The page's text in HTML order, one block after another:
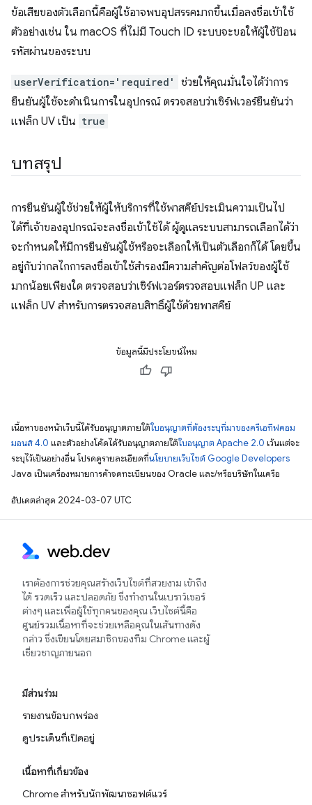
ข้อเสียของตัวเลือกนี้คือผู้ใช้อาจพบอุปสรรคมากขึ้นเมื่อลงชื่อเข้าใช้
ตัวอย่างเช่น ใน macOS ที่ไม่มี Touch ID ระบบจะขอให้ผู้ใช้ป้อน
รหัสผ่านของระบบ
userVerification='required'
ช่วยให้คุณมั่นใจได้ว่าการ
ยืนยันผู้ใช้จะดำเนินการในอุปกรณ์ ตรวจสอบว่าเซิร์ฟเวอร์ยืนยันว่า
แฟล็ก UV เป็น true
บทสรุป
การยืนยันผู้ใช้ช่วยให้ผู้ให้บริการที่ใช้พาสคีย์ประเมินความเป็นไป
ได้ที่เจ้าของอุปกรณ์จะลงชื่อเข้าใช้ได้ ผู้ดูแลระบบสามารถเลือกได้ว่า
จะกำหนดให้มีการยืนยันผู้ใช้หรือจะเลือกให้เป็นตัวเลือกก็ได้ โดยขึ้น
อยู่กับว่ากลไกการลงชื่อเข้าใช้สำรองมีความสำคัญต่อโฟลว์ของผู้ใช้
มากน้อยเพียงใด ตรวจสอบว่าเซิร์ฟเวอร์ตรวจสอบแฟล็ก UP และ
แฟล็ก UV สำหรับการตรวจสอบสิทธิ์ผู้ใช้ด้วยพาสคีย์
ข้อมูลนี้มีประโยชน์ไหม
เนื้อหาของหน้าเว็บนี้ได้รับอนุญาตภายใต้ใบอนุญาตที่ต้องระบุที่มาของครีเอทีฟคอม
มอนส์ 4.0 และตัวอย่างโค้ดได้รับอนุญาตภายใต้ใบอนุญาต Apache 2.0 เว้นแต่จะ
ระบุไว้เป็นอย่างอื่น โปรดดูรายละเอียดที่นโยบายเว็บไซต์ Google Developers
Java เป็นเครื่องหมายการค้าจดทะเบียนของ Oracle และ/หรือบริษัทในเครือ
อัปเดตล่าสุด 2024-03-07 UTC
เราต้องการช่วยคุณสร้างเว็บไซต์ที่สวยงาม เข้าถึง
ได้ รวดเร็ว และปลอดภัย ซึ่งทำงานในเบราว์เซอร์
ต่างๆ และเพื่อผู้ใช้ทุกคนของคุณ เว็บไซต์นี้คือ
ศูนย์รวมเนื้อหาที่จะช่วยเหลือคุณในเส้นทางดัง
กล่าว ซึ่งเขียนโดยสมาชิกของทีม Chrome และผู้
เชี่ยวชาญภายนอก
มีส่วนร่วม
รายงานข้อบกพร่อง
ดูประเด็นที่เปิดอยู่
เนื้อหาที่เกี่ยวข้อง
Chrome สำหรับนักพัฒนาซอฟต์แวร์